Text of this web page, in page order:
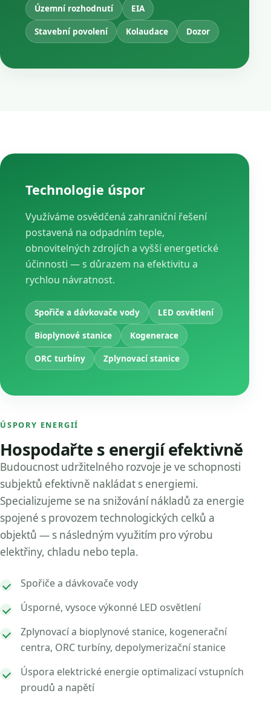
Územní rozhodnutí
EIA
Stavební povolení
Kolaudace Dozor
Technologie úspor
Využíváme osvědčená zahraniční řešení
postavená na odpadním teple,
obnovitelných zdrojích a vyšší energetické
účinnosti — s důrazem na efektivitu a
rychlou návratnost.
Spořiče a dávkovače vody
LED osvětlení
Bioplynové stanice
Kogenerace
ORC turbíny
Zplynovací stanice
ÚSPORY ENERGIÍ
Hospodařte s energií efektivně
Budoucnost udržitelného rozvoje je ve schopnosti
subjektů efektivně nakládat s energiemi.
Specializujeme se na snižování nákladů za energie
spojené s provozem technologických celků a
objektů — s následným využitím pro výrobu
elektřiny, chladu nebo tepla.
Spořiče a dávkovače vody
Úsporné, vysoce výkonné LED osvětlení
Zplynovací a bioplynové stanice, kogenerační
centra, ORC turbíny, depolymerizační stanice
Úspora elektrické energie optimalizací vstupních
proudů a napětí